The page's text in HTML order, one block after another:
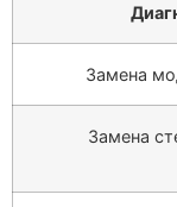
Замена
Замена